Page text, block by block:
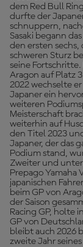
dem Red Bull
durfte der
schnuppern,
Sasaki begann
den ersten sechs,
schweren Sturz
seine
Aragon auf Platz
2022 wechselte
Japaner ein
weiteren
Meisterschaft
weiterhin auf
den Titel 2023
Japaner, der das
Podium stand,
Zweiter und
Prepago Yamaha
japanischen
beim GP von
der Saison
Racing GP, holte
GP von
bleibt auch 2026
zweite Jahr